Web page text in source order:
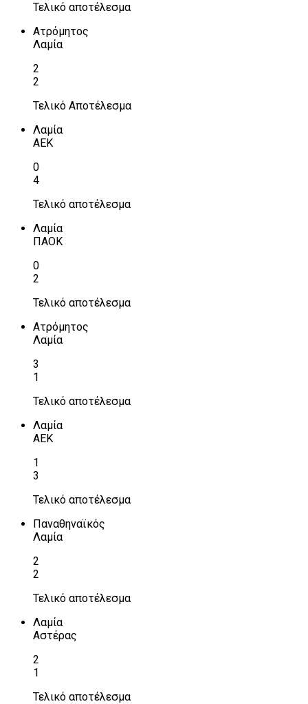
Τελικό αποτέλεσμα
Ατρόμητος
Λαμία
2
2
Τελικό Αποτέλεσμα
Λαμία
ΑΕΚ
0
4
Τελικό αποτέλεσμα
Λαμία
ΠΑΟΚ
0
2
Τελικό αποτέλεσμα
Ατρόμητος
Λαμία
3
1
Τελικό αποτέλεσμα
Λαμία
ΑΕΚ
1
3
Τελικό αποτέλεσμα
Παναθηναϊκός
Λαμία
2
2
Τελικό αποτέλεσμα
Λαμία
Αστέρας
2
1
Τελικό αποτέλεσμα